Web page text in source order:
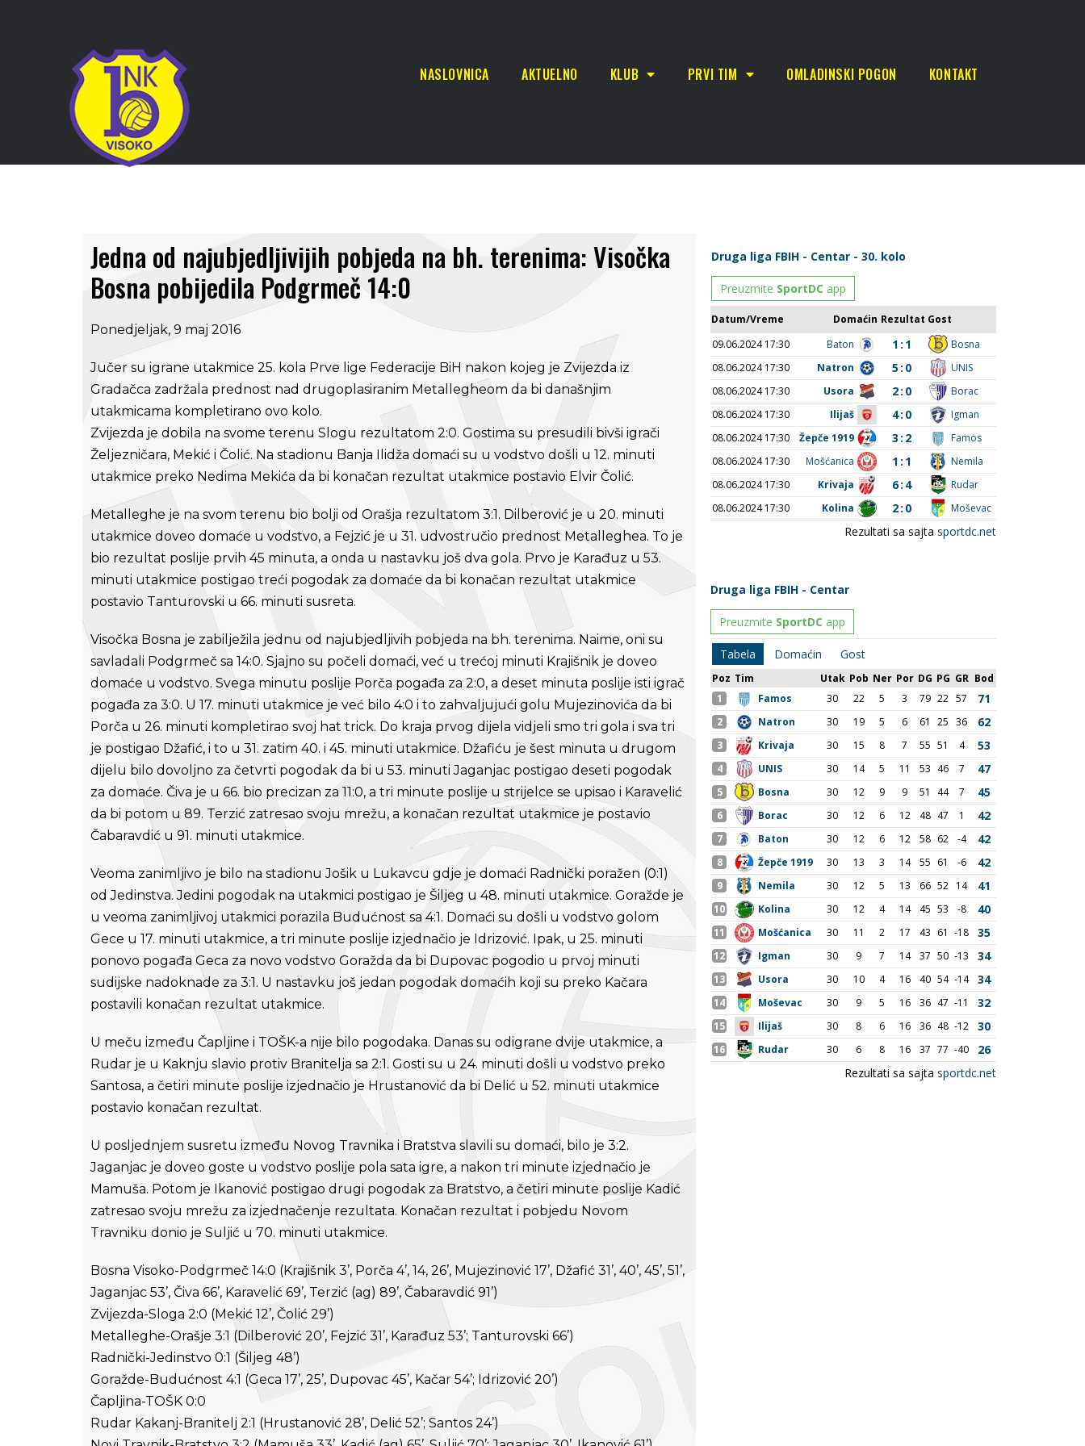
NASLOVNICA AKTUELNO KLUB PRVI TIM OMLADINSKI POGON KONTAKT
Jedna od najubjedljivijih pobjeda na bh. terenima: Visočka
Bosna pobijedila Podgrmeč 14:0
Ponedjeljak, 9 maj 2016
Jučer su igrane utakmice 25. kola Prve lige Federacije BiH nakon kojeg je Zvijezda iz
Gradačca zadržala prednost nad drugoplasiranim Metallegheom da bi današnjim
utakmicama kompletirano ovo kolo.
Zvijezda je dobila na svome terenu Slogu rezultatom 2:0. Gostima su presudili bivši igrači
Željezničara, Mekić i Čolić. Na stadionu Banja Ilidža domaći su u vodstvo došli u 12. minuti
utakmice preko Nedima Mekića da bi konačan rezultat utakmice postavio Elvir Čolić.
Metalleghe je na svom terenu bio bolji od Orašja rezultatom 3:1. Dilberović je u 20. minuti
utakmice doveo domaće u vodstvo, a Fejzić je u 31. udvostručio prednost Metalleghea. To je
bio rezultat poslije prvih 45 minuta, a onda u nastavku još dva gola. Prvo je Karađuz u 53.
minuti utakmice postigao treći pogodak za domaće da bi konačan rezultat utakmice
postavio Tanturovski u 66. minuti susreta.
Visočka Bosna je zabilježila jednu od najubjedljivih pobjeda na bh. terenima. Naime, oni su
savladali Podgrmeč sa 14:0. Sjajno su počeli domaći, već u trećoj minuti Krajišnik je doveo
domaće u vodstvo. Svega minutu poslije Porča pogađa za 2:0, a deset minuta poslije isti igrač
pogađa za 3:0. U 17. minuti utakmice je već bilo 4:0 i to zahvaljujući golu Mujezinovića da bi
Porča u 26. minuti kompletirao svoj hat trick. Do kraja prvog dijela vidjeli smo tri gola i sva tri
je postigao Džafić, i to u 31. zatim 40. i 45. minuti utakmice. Džafiću je šest minuta u drugom
dijelu bilo dovoljno za četvrti pogodak da bi u 53. minuti Jaganjac postigao deseti pogodak
za domaće. Čiva je u 66. bio precizan za 11:0, a tri minute poslije u strijelce se upisao i Karavelić
da bi potom u 89. Terzić zatresao svoju mrežu, a konačan rezultat utakmice je postavio
Čabaravdić u 91. minuti utakmice.
Veoma zanimljivo je bilo na stadionu Jošik u Lukavcu gdje je domaći Radnički poražen (0:1)
od Jedinstva. Jedini pogodak na utakmici postigao je Šiljeg u 48. minuti utakmice. Goražde je
u veoma zanimljivoj utakmici porazila Budućnost sa 4:1. Domaći su došli u vodstvo golom
Gece u 17. minuti utakmice, a tri minute poslije izjednačio je Idrizović. Ipak, u 25. minuti
ponovo pogađa Geca za novo vodstvo Goražda da bi Dupovac pogodio u prvoj minuti
sudijske nadoknade za 3:1. U nastavku još jedan pogodak domaćih koji su preko Kačara
postavili konačan rezultat utakmice.
U meču između Čapljine i TOŠK-a nije bilo pogodaka. Danas su odigrane dvije utakmice, a
Rudar je u Kaknju slavio protiv Branitelja sa 2:1. Gosti su u 24. minuti došli u vodstvo preko
Santosa, a četiri minute poslije izjednačio je Hrustanović da bi Delić u 52. minuti utakmice
postavio konačan rezultat.
U posljednjem susretu između Novog Travnika i Bratstva slavili su domaći, bilo je 3:2.
Jaganjac je doveo goste u vodstvo poslije pola sata igre, a nakon tri minute izjednačio je
Mamuša. Potom je Ikanović postigao drugi pogodak za Bratstvo, a četiri minute poslije Kadić
zatresao svoju mrežu za izjednačenje rezultata. Konačan rezultat i pobjedu Novom
Travniku donio je Suljić u 70. minuti utakmice.
Bosna Visoko-Podgrmeč 14:0 (Krajišnik 3’, Porča 4’, 14, 26’, Mujezinović 17’, Džafić 31’, 40’, 45’, 51’,
Jaganjac 53’, Čiva 66’, Karavelić 69’, Terzić (ag) 89’, Čabaravdić 91’)
Zvijezda-Sloga 2:0 (Mekić 12’, Čolić 29’)
Metalleghe-Orašje 3:1 (Dilberović 20’, Fejzić 31’, Karađuz 53’; Tanturovski 66’)
Radnički-Jedinstvo 0:1 (Šiljeg 48’)
Goražde-Budućnost 4:1 (Geca 17’, 25’, Dupovac 45’, Kačar 54’; Idrizović 20’)
Čapljina-TOŠK 0:0
Rudar Kakanj-Branitelj 2:1 (Hrustanović 28’, Delić 52’; Santos 24’)